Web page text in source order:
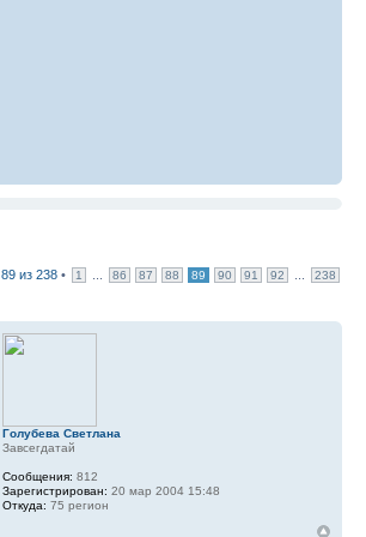
89 из 238 • 1 86 87 88 89 90 91 92 238
Голубева Светлана
Завсегдатай
Сообщения: 812
Зарегистрирован: 20 мар 2004 15:48
Откуда: 75 регион